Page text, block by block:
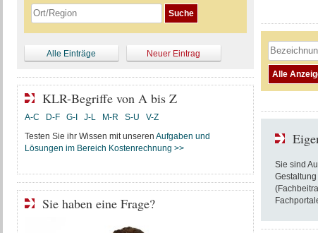
Sie sind
Alle Einträge Neuer Eintrag
KLR-Begriffe von A bis Z
A-C D-F G-I J-L M-R S-U
V-Z
Testen Sie ihr Wissen mit unseren Aufgaben und
Lösungen im Bereich Kostenrechnung >>
Sie haben eine Frage?